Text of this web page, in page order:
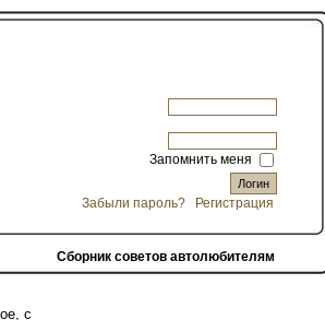
Запомнить меня
Забыли пароль? Регистрация
Сборник советов автолюбителям
с